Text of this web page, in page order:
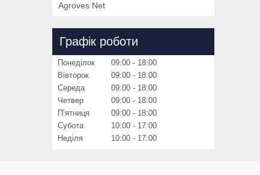
Agroves Net
Графік роботи
Понеділок 09:00
18:00
Вівторок
09:00
18:00
Середа
09:00
18:00
Четвер
09:00
18:00
Пʼятниця
09:00
18:00
Субота
10:00
17:00
Неділя
10:00 17:00